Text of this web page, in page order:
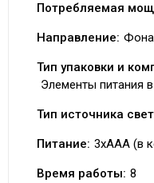
Потребляемая
Направление:
Тип упаковки и
Элементы питания
Тип источника
Питание: 3xAAA (в
Время работы: 8